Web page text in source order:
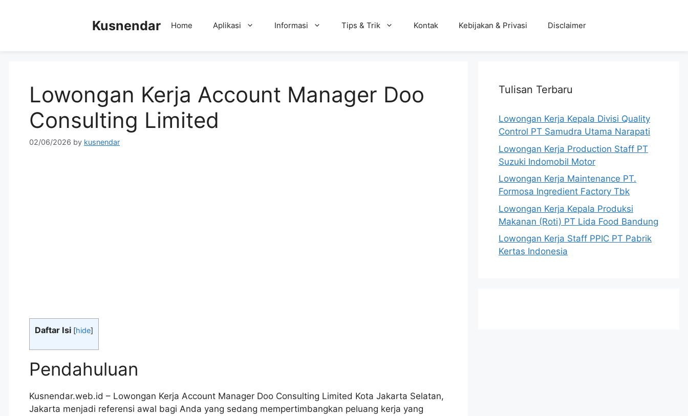
Kusnendar Home Aplikasi Informasi Tips & Trik Kontak Kebijakan & Privasi Disclaimer
Lowongan Kerja Account Manager Doo
Consulting Limited
02/06/2026 by kusnendar
Daftar Isi [hide]
Pendahuluan
Kusnendar.web.id – Lowongan Kerja Account Manager Doo Consulting Limited Kota Jakarta Selatan,
Jakarta menjadi referensi awal bagi Anda yang sedang mempertimbangkan peluang kerja yang
Tulisan Terbaru
Lowongan Kerja Kepala Divisi Quality
Control PT Samudra Utama Narapati
Lowongan Kerja Production Staff PT
Suzuki Indomobil Motor
Lowongan Kerja Maintenance PT.
Formosa Ingredient Factory Tbk
Lowongan Kerja Kepala Produksi
Makanan (Roti) PT Lida Food Bandung
Lowongan Kerja Staff PPIC PT Pabrik
Kertas Indonesia